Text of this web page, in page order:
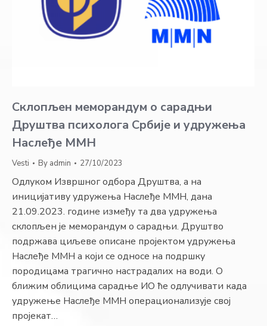
Склопљен меморандум о сарадњи
Друштва психолога Србије и удружења
Наслеђе ММН
Vesti By admin 27/10/2023
Одлуком Извршног одбора Друштва, а на
иницијативу удружења Наслеђе ММН, дана
21.09.2023. године између та два удружења
склопљен је меморандум о сарадњи. Друштво
подржава циљеве описане пројектом удружења
Наслеђе ММН а који се односе на подршку
породицама трагично настрадалих на води. О
ближим облицима сарадње ИО ће одлучивати када
удружење Наслеђе ММН операционализује свој
пројекат…